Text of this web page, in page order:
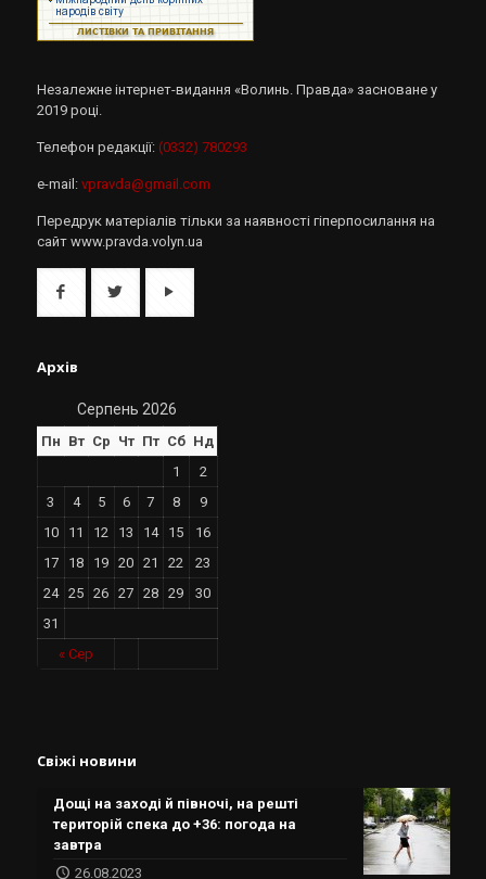
Незалежне інтернет-видання «Волинь. Правда» засноване у
2019 році.
Телефон редакції: (0332) 780293
e-mail: vpravda@gmail.com
Передрук матеріалів тільки за наявності гіперпосилання на
сайт www.pravda.volyn.ua
Архів
Серпень 2026
Пн Вт Ср Чт Пт Сб Нд
« Сер
1
2
3
4 5 6 7 8
9
10
11 12 13 14 15
16
17
18 19 20 21 22
23
24
25 26 27 28 29
30
31
Свіжі новини
Дощі на заході й півночі, на решті
територій спека до +36: погода на
завтра
26.08.2023